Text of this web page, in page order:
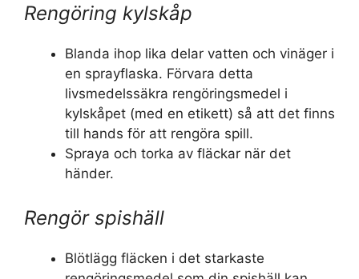
Rengöring kylskåp
Blanda ihop lika delar vatten och vinäger i
en sprayflaska. Förvara detta
livsmedelssäkra rengöringsmedel i
kylskåpet (med en etikett) så att det finns
till hands för att rengöra spill.
Spraya och torka av fläckar när det
händer.
Rengör spishäll
Blötlägg fläcken i det starkaste